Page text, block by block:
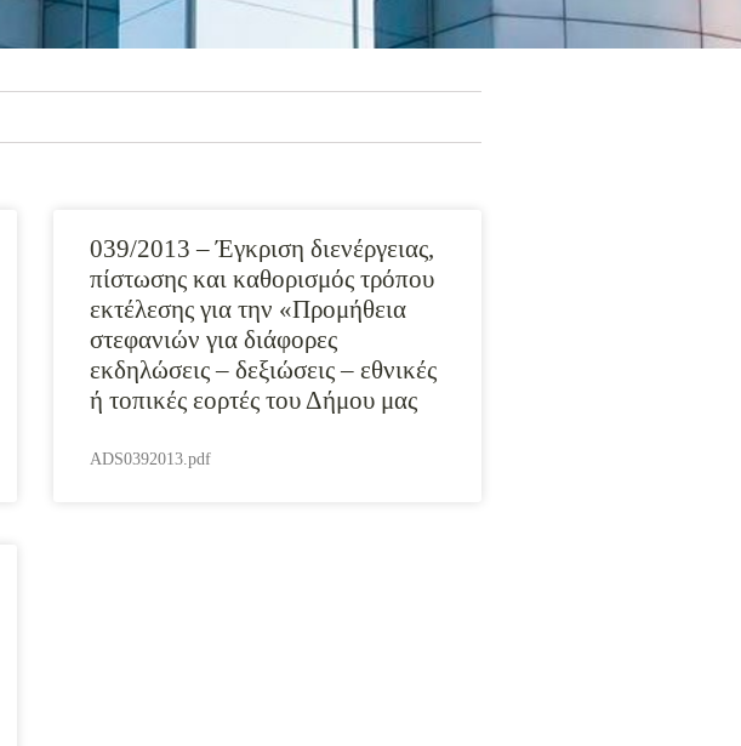
039/2013 – Έγκριση διενέργειας,
πίστωσης και καθορισμός τρόπου
εκτέλεσης για την «Προμήθεια
στεφανιών για διάφορες
εκδηλώσεις – δεξιώσεις – εθνικές
ή τοπικές εορτές του Δήμου μας
ADS0392013.pdf